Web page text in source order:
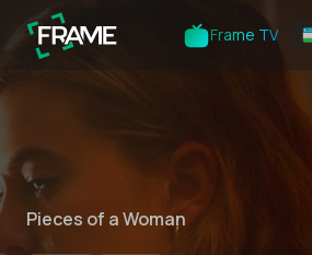
Frame TV
Pieces of a Woman